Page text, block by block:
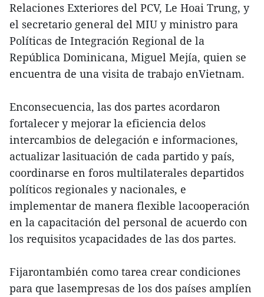
Relaciones Exteriores del PCV, Le Hoai Trung, y
el secretario general del MIU y ministro para
Políticas de Integración Regional de la
República Dominicana, Miguel Mejía, quien se
encuentra de una visita de trabajo enVietnam.
Enconsecuencia, las dos partes acordaron
fortalecer y mejorar la eficiencia delos
intercambios de delegación e informaciones,
actualizar lasituación de cada partido y país,
coordinarse en foros multilaterales departidos
políticos regionales y nacionales, e
implementar de manera flexible lacooperación
en la capacitación del personal de acuerdo con
los requisitos ycapacidades de las dos partes.
Fijarontambién como tarea crear condiciones
para que lasempresas de los dos países amplíen